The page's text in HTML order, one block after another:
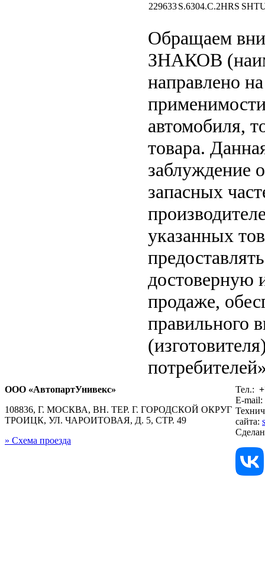
229633S.6304.C.2HRS
Обращаем
ЗНАКОВ
направлено
автомобиля,
товара.
заблуждение
запасных
указанных
достоверную
продаже,
правильного
ООО «АвтопартУнивекс»
108836, Г. МОСКВА, ВН. ТЕР. Г. ГОРОДСКОЙ ОКРУГ
ТРОИЦК, УЛ. ЧАРОИТОВАЯ, Д. 5, СТР. 49
» Схема проезда
Тел.:
E-mail:
сайта: